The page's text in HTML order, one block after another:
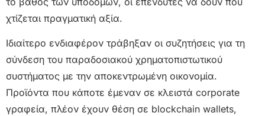
χτίζεται πραγματική αξία.
Ιδιαίτερο ενδιαφέρον τράβηξαν οι συζητήσεις για τη
σύνδεση του παραδοσιακού χρηματοπιστωτικού
συστήματος με την αποκεντρωμένη οικονομία.
Προϊόντα που κάποτε έμεναν σε κλειστά corporate
γραφεία, πλέον έχουν θέση σε blockchain wallets,